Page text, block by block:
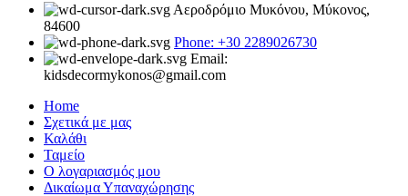
Αεροδρόμιο Μυκόνου, Μύκονος,
84600
Phone: +30 2289026730
Email:
kidsdecormykonos@gmail.com
Home
Σχετικά με μας
Καλάθι
Ταμείο
Ο λογαριασμός μου
Δικαίωμα Υπαναχώρησης